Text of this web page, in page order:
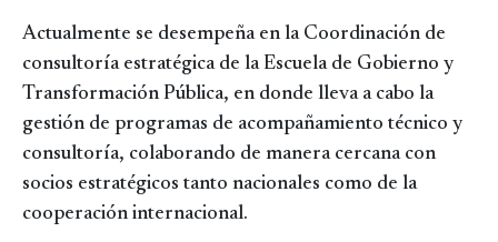
Actualmente se desempeña en la Coordinación de
consultoría estratégica de la Escuela de Gobierno y
Transformación Pública, en donde lleva a cabo la
gestión de programas de acompañamiento técnico y
consultoría, colaborando de manera cercana con
socios estratégicos tanto nacionales como de la
cooperación internacional.